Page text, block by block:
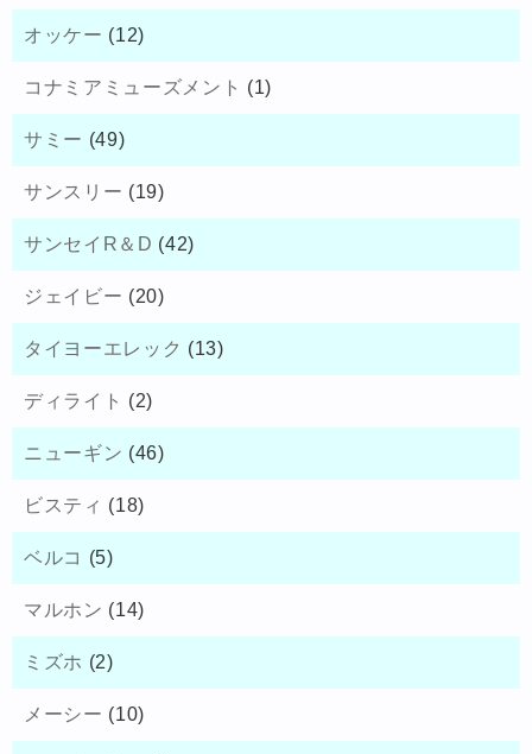
オッケー (12)
コナミアミューズメント (1)
サミー (49)
サンスリー (19)
サンセイR＆D (42)
ジェイビー (20)
タイヨーエレック (13)
ディライト (2)
ニューギン (46)
ビスティ (18)
ベルコ (5)
マルホン (14)
ミズホ (2)
メーシー (10)